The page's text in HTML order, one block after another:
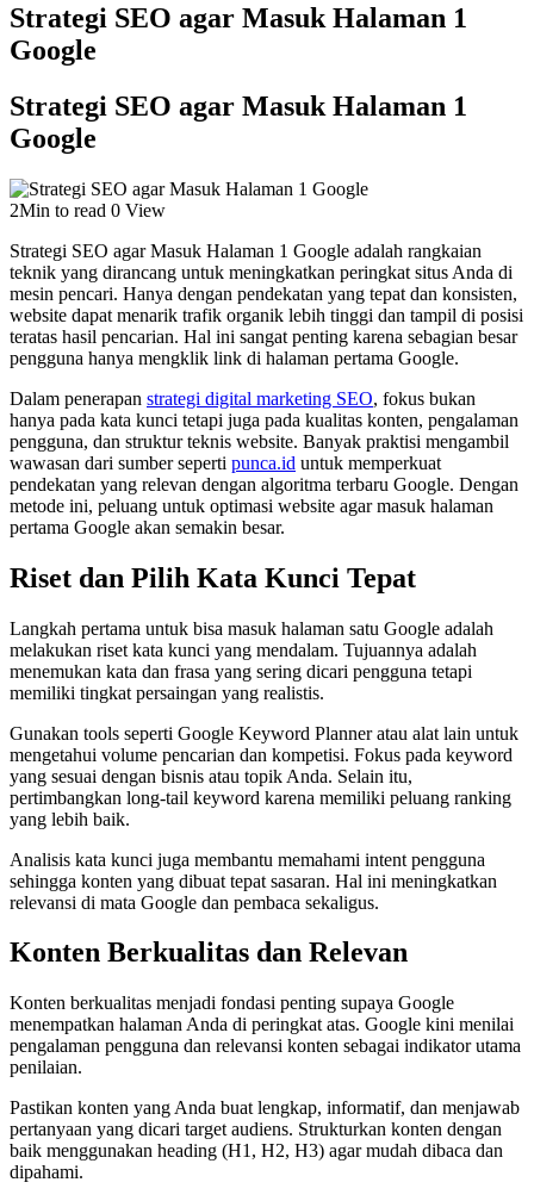
Strategi SEO agar Masuk Halaman 1
Google
Strategi SEO agar Masuk Halaman 1
Google
2Min to read 0 View
Strategi SEO agar Masuk Halaman 1 Google adalah rangkaian
teknik yang dirancang untuk meningkatkan peringkat situs Anda di
mesin pencari. Hanya dengan pendekatan yang tepat dan konsisten,
website dapat menarik trafik organik lebih tinggi dan tampil di posisi
teratas hasil pencarian. Hal ini sangat penting karena sebagian besar
pengguna hanya mengklik link di halaman pertama Google.
Dalam penerapan strategi digital marketing SEO, fokus bukan
hanya pada kata kunci tetapi juga pada kualitas konten, pengalaman
pengguna, dan struktur teknis website. Banyak praktisi mengambil
wawasan dari sumber seperti punca.id untuk memperkuat
pendekatan yang relevan dengan algoritma terbaru Google. Dengan
metode ini, peluang untuk optimasi website agar masuk halaman
pertama Google akan semakin besar.
Riset dan Pilih Kata Kunci Tepat
Langkah pertama untuk bisa masuk halaman satu Google adalah
melakukan riset kata kunci yang mendalam. Tujuannya adalah
menemukan kata dan frasa yang sering dicari pengguna tetapi
memiliki tingkat persaingan yang realistis.
Gunakan tools seperti Google Keyword Planner atau alat lain untuk
mengetahui volume pencarian dan kompetisi. Fokus pada keyword
yang sesuai dengan bisnis atau topik Anda. Selain itu,
pertimbangkan long‑tail keyword karena memiliki peluang ranking
yang lebih baik.
Analisis kata kunci juga membantu memahami intent pengguna
sehingga konten yang dibuat tepat sasaran. Hal ini meningkatkan
relevansi di mata Google dan pembaca sekaligus.
Konten Berkualitas dan Relevan
Konten berkualitas menjadi fondasi penting supaya Google
menempatkan halaman Anda di peringkat atas. Google kini menilai
pengalaman pengguna dan relevansi konten sebagai indikator utama
penilaian.
Pastikan konten yang Anda buat lengkap, informatif, dan menjawab
pertanyaan yang dicari target audiens. Strukturkan konten dengan
baik menggunakan heading (H1, H2, H3) agar mudah dibaca dan
dipahami.